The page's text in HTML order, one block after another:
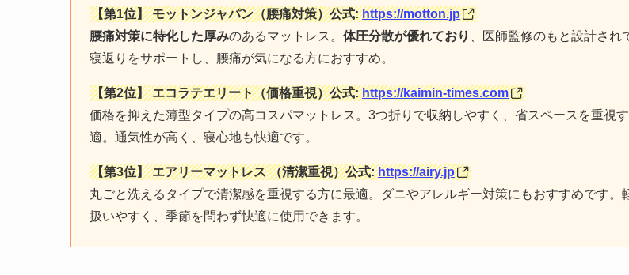
【第1位】 モットンジャパン（腰痛対策）公式:https://motton.jp
腰痛対策に特化した厚みのあるマットレス。 体圧分散が優れており
、医師監修のもと設計され
寝返りをサポートし、腰痛が気になる方におすすめ。
【第2位】 エコラテエリート（価格重視）公式:https://kaimin-times.com
価格を抑えた薄型タイプの高コスパマットレス。3つ折りで収納しやすく、省スペースを重視
適。通気性が高く、寝心地も快適です。
【第3位】 エアリーマットレス （清潔重視）公式:https://airy.jp
丸ごと洗えるタイプで清潔感を重視する方に最適。ダニやアレルギー対策にもおすすめです。
扱いやすく、季節を問わず快適に使用できます。